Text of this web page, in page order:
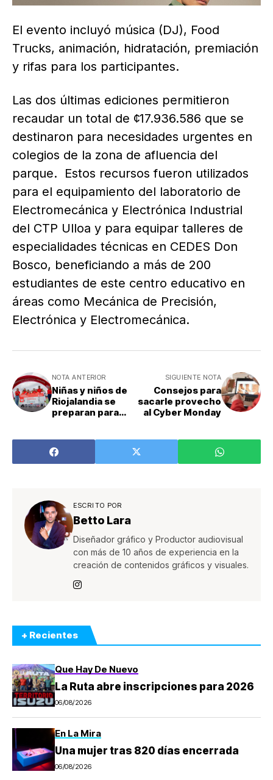
El evento incluyó música (DJ), Food
Trucks, animación, hidratación, premiación
y rifas para los participantes.
Las dos últimas ediciones permitieron
recaudar un total de ¢17.936.586 que se
destinaron para necesidades urgentes en
colegios de la zona de afluencia del
parque. Estos recursos fueron utilizados
para el equipamiento del laboratorio de
Electromecánica y Electrónica Industrial
del CTP Ulloa y para equipar talleres de
especialidades técnicas en CEDES Don
Bosco, beneficiando a más de 200
estudiantes de este centro educativo en
áreas como Mecánica de Precisión,
Electrónica y Electromecánica.
NOTA ANTERIOR
Niñas y niños de
Riojalandia se
preparan para
campeonato en
Perú
SIGUIENTE NOTA
Consejos para
sacarle provecho
al Cyber Monday
ESCRITO POR
Betto Lara
Diseñador gráfico y Productor audiovisual
con más de 10 años de experiencia en la
creación de contenidos gráficos y visuales.
+ Recientes
Que Hay De Nuevo
La Ruta abre inscripciones para 2026
06/08/2026
En La Mira
Una mujer tras 820 días encerrada
06/08/2026